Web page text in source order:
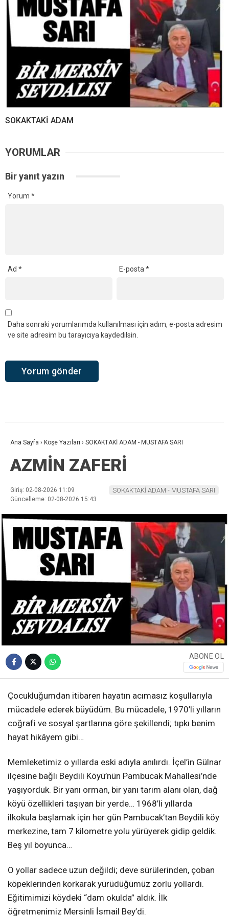
SOKAKTAKİ ADAM
YORUMLAR
Bir yanıt yazın
Yorum *
Ad * E-posta*
Daha sonraki yorumlarımda kullanılması için adım, e-posta adresim
ve site adresim bu tarayıcıya kaydedilsin.
Ana Sayfa › Köşe Yazıları › SOKAKTAKİ ADAM - MUSTAFA SARI
AZMİN ZAFERİ
Giriş: 02-08-2026 11:09
Güncelleme: 02-08-2026 15:43
SOKAKTAKİ ADAM - MUSTAFA SARI
ABONE OL
Çocukluğumdan itibaren hayatın acımasız koşullarıyla
mücadele ederek büyüdüm. Bu mücadele, 1970’li yılların
coğrafi ve sosyal şartlarına göre şekillendi; tıpkı benim
hayat hikâyem gibi…
Memleketimiz o yıllarda eski adıyla anılırdı. İçel’in Gülnar
ilçesine bağlı Beydili Köyü’nün Pambucak Mahallesi’nde
yaşıyorduk. Bir yanı orman, bir yanı tarım alanı olan, dağ
köyü özellikleri taşıyan bir yerde… 1968’li yıllarda
ilkokula başlamak için her gün Pambucak’tan Beydili köy
merkezine, tam 7 kilometre yolu yürüyerek gidip geldik.
Beş yıl boyunca…
O yollar sadece uzun değildi; deve sürülerinden, çoban
köpeklerinden korkarak yürüdüğümüz zorlu yollardı.
Eğitimimizi köydeki “dam okulda” aldık. İlk
öğretmenimiz Mersinli İsmail Bey’di.